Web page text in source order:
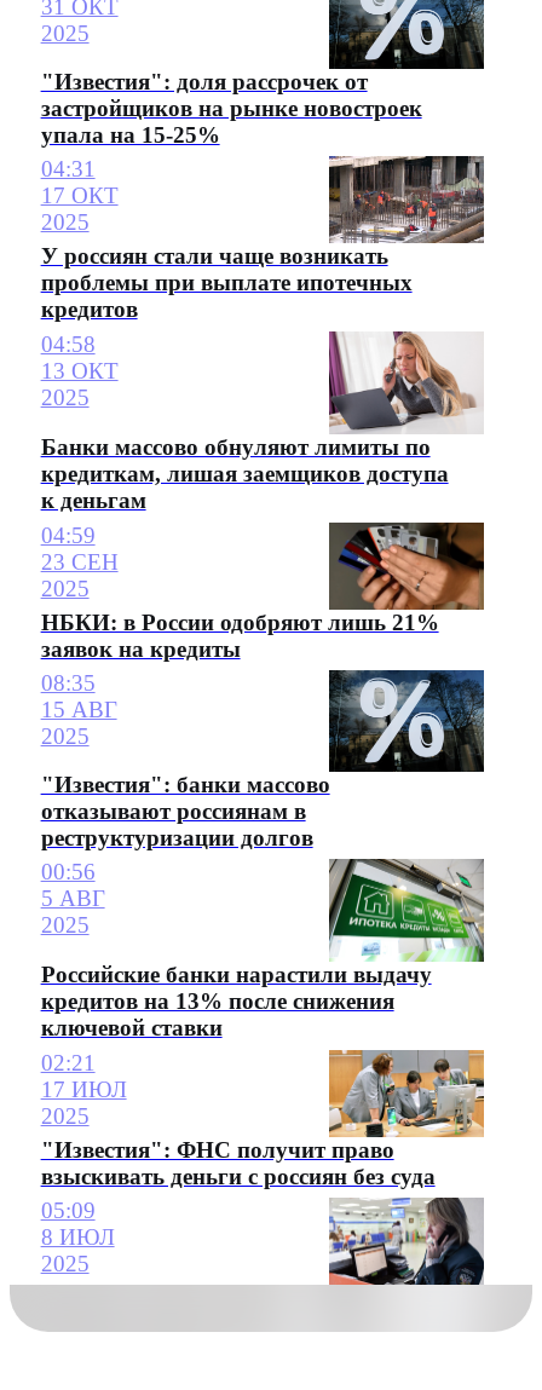
31 ОКТ
2025
"Известия": доля рассрочек от
застройщиков на рынке новостроек
упала на 15-25%
04:31
17 ОКТ
2025
У россиян стали чаще возникать
проблемы при выплате ипотечных
кредитов
04:58
13 ОКТ
2025
Банки массово обнуляют лимиты по
кредиткам, лишая заемщиков доступа
к деньгам
04:59
23 СЕН
2025
НБКИ: в России одобряют лишь 21%
заявок на кредиты
08:35
15 АВГ
2025
"Известия": банки массово
отказывают россиянам в
реструктуризации долгов
00:56
5 АВГ
2025
Российские банки нарастили выдачу
кредитов на 13% после снижения
ключевой ставки
02:21
17 ИЮЛ
2025
"Известия": ФНС получит право
взыскивать деньги с россиян без суда
05:09
8 ИЮЛ
2025